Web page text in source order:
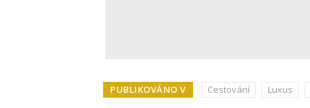
PUBLIKOVÁNO V Cestování Luxus